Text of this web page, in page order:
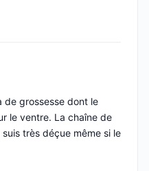
de grossesse dont le
le ventre. La chaîne de
très déçue même si le